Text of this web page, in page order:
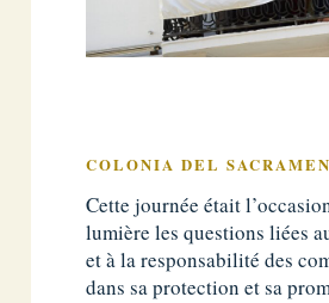
COLONIA DEL
Cette journée était
lumière les questions liées
et à la responsabilité des
dans sa protection et sa